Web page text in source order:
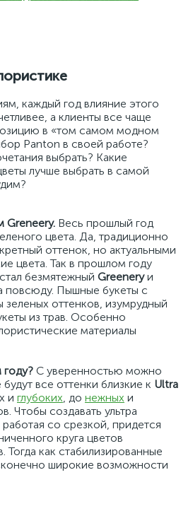
каждый год влияние этого
а клиенты все чаще
в «том самом модном
Panton в своей работе?
выбрать? Какие
лучше выбрать в самой
Greneery. Весь прошлый год
цвета. Да, традиционно
оттенок, но актуальными
цвета. Так в прошлом году
безмятежный Greeneryи
повсюду. Пышные букеты с
зеленых оттенков, изумрудный
из трав. Особенно
материалы
С уверенностью можно
все оттенки близкие к Ultra
и глубоких, до нежных и
Чтобы создавать ультра
со срезкой, придется
круга цветов
Тогда как стабилизированные
широкие возможности